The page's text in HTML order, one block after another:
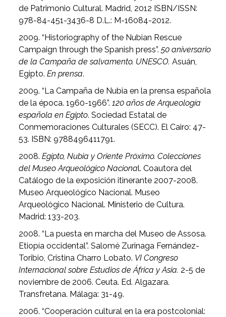
de Patrimonio Cultural. Madrid, 2012 ISBN/ISSN:
978-84-451-3436-8 D.L.: M-16084-2012.
2009. “Historiography of the Nubian Rescue
Campaign through the Spanish press”.50 aniversario
de la Campaña de salvamento. UNESCO. Asuán,
Egipto.En prensa.
2009. “La Campaña de Nubia en la prensa española
de la época. 1960-1966”.120 años de Arqueología
española en Egipto. Sociedad Estatal de
Conmemoraciones Culturales (SECC). El Cairo: 47-
53. ISBN: 9788496411791.
2008.Egipto, Nubia y Oriente Próximo. Colecciones
del Museo Arqueológico Nacional. Coautora del
Catálogo de la exposición itinerante 2007-2008.
Museo Arqueológico Nacional. Museo
Arqueológico Nacional. Ministerio de Cultura.
Madrid: 133-203.
2008. “La puesta en marcha del Museo de Assosa.
Etiopía occidental”. Salomé Zurinaga Fernández-
Toribio, Cristina Charro Lobato. VI Congreso
Internacional sobre Estudios de África y Asia. 2-5 de
noviembre de 2006. Ceuta. Ed. Algazara.
Transfretana. Málaga: 31-49.
2006. “Cooperación cultural en la era postcolonial: